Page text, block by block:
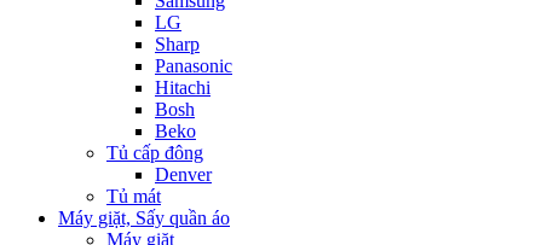
LG
Sharp
Panasonic
Hitachi
Bosh
Beko
Tủ cấp đông
Denver
Tủ mát
Máy giặt, Sấy quần áo
Máy giặt